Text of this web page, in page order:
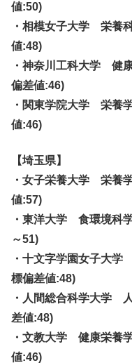
値:50)
・相模女子大学 栄養
値:48)
・神奈川工科大学 健
偏差値:46)
・関東学院大学 栄養
値:46)
【埼玉県】
・女子栄養大学 栄養
値:57)
・東洋大学 食環境科
～51)
・十文字学園女子大
標偏差値:48)
・人間総合科学大学
差値:48)
・文教大学 健康栄養
値:46)